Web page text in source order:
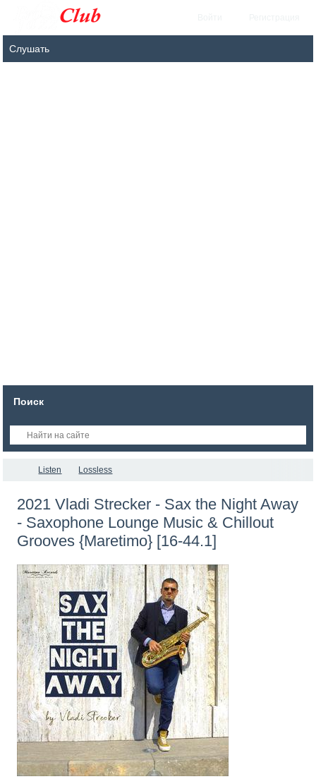
Поиск
Listen Lossless
2021 Vladi Strecker - Sax the Night Away
- Saxophone Lounge Music & Chillout
Grooves {Maretimo} [16-44.1]